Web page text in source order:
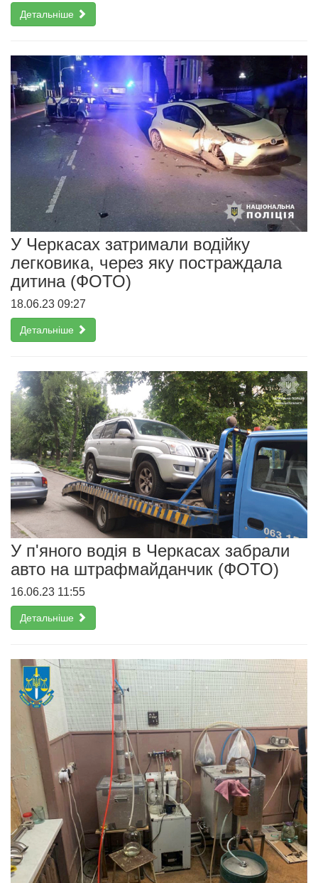
Детальніше
У Черкасах затримали водійку
легковика, через яку постраждала
дитина (ФОТО)
18.06.23 09:27
Детальніше
У п'яного водія в Черкасах забрали
авто на штрафмайданчик (ФОТО)
16.06.23 11:55
Детальніше